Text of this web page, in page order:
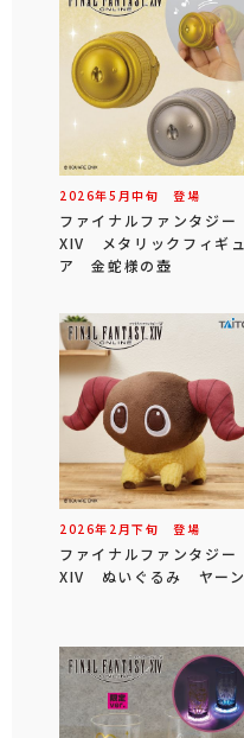
2026年5 月中旬 登場
ファイナルファンタジー
XIV メタリックフィギュ
ア 金蛇様の壺
2026年 2 月下旬 登場
ファイナルファンタジー
XIV ぬいぐるみ ヤーン